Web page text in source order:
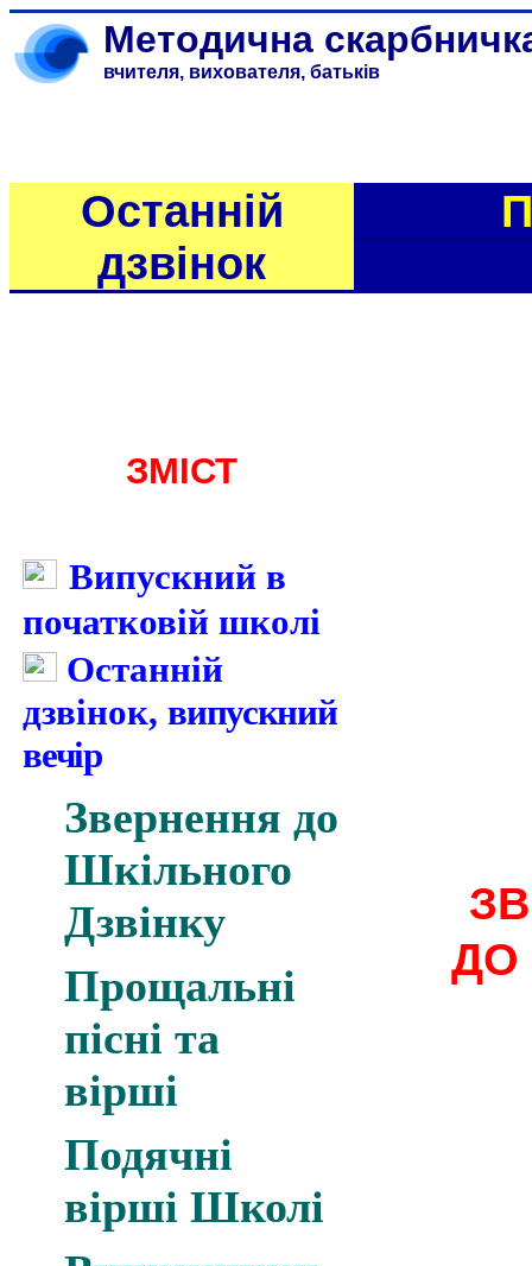
Методична
вчителя, вихователя, батьків
Останній
дзвінок
ЗМІСТ
Випускний в
початковій школі
Останній
дзвінок,випускний
вечір
Звернення до
Шкільного
Дзвінку
Прощальні
пісні та
вірші
Подячні
вірші Школі
ДО